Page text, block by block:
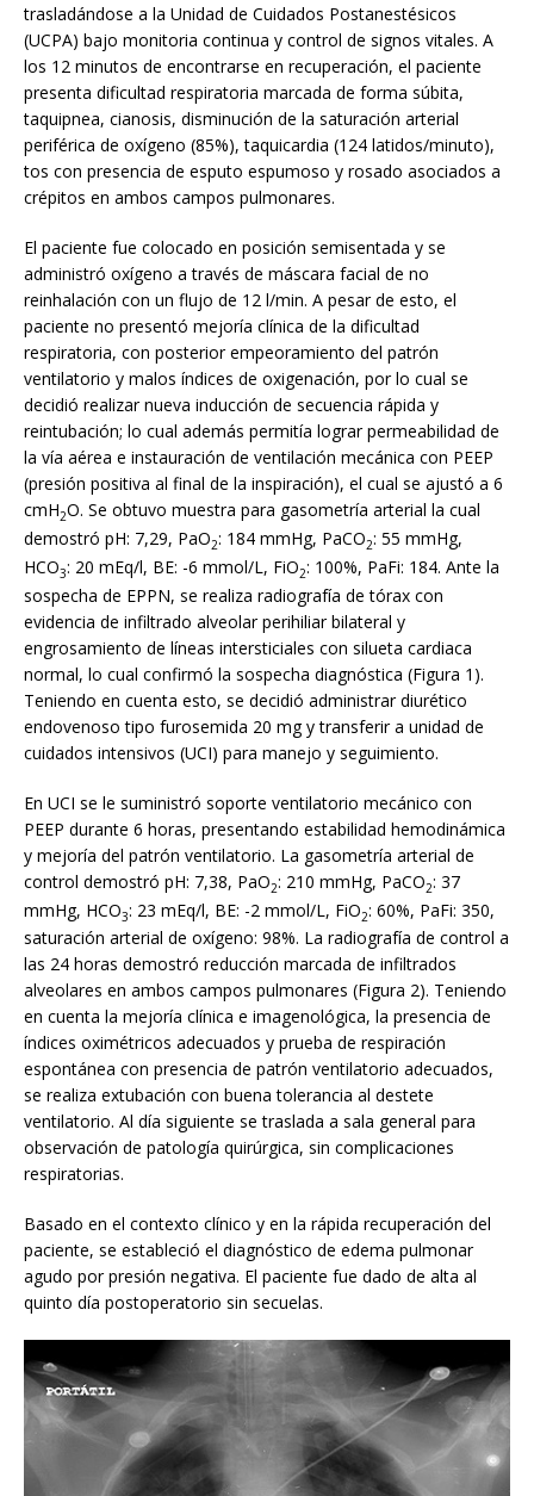
trasladándose a la Unidad de Cuidados Postanestésicos
(UCPA) bajo monitoria continua y control de signos vitales. A
los 12 minutos de encontrarse en recuperación, el paciente
presenta dificultad respiratoria marcada de forma súbita,
taquipnea, cianosis, disminución de la saturación arterial
periférica de oxígeno (85%), taquicardia (124 latidos/minuto),
tos con presencia de esputo espumoso y rosado asociados a
crépitos en ambos campos pulmonares.
El paciente fue colocado en posición semisentada y se
administró oxígeno a través de máscara facial de no
reinhalación con un flujo de 12 l/min. A pesar de esto, el
paciente no presentó mejoría clínica de la dificultad
respiratoria, con posterior empeoramiento del patrón
ventilatorio y malos índices de oxigenación, por lo cual se
decidió realizar nueva inducción de secuencia rápida y
reintubación; lo cual además permitía lograr permeabilidad de
la vía aérea e instauración de ventilación mecánica con PEEP
(presión positiva al final de la inspiración), el cual se ajustó a 6
cmH2O. Se obtuvo muestra para gasometría arterial la cual
demostró pH: 7,29, PaO2: 184 mmHg, PaCO2: 55 mmHg,
HCO3: 20 mEq/l, BE: -6 mmol/L, FiO2: 100%, PaFi: 184. Ante la
sospecha de EPPN, se realiza radiografía de tórax con
evidencia de infiltrado alveolar perihiliar bilateral y
engrosamiento de líneas intersticiales con silueta cardiaca
normal, lo cual confirmó la sospecha diagnóstica (Figura 1).
Teniendo en cuenta esto, se decidió administrar diurético
endovenoso tipo furosemida 20 mg y transferir a unidad de
cuidados intensivos (UCI) para manejo y seguimiento.
En UCI se le suministró soporte ventilatorio mecánico con
PEEP durante 6 horas, presentando estabilidad hemodinámica
y mejoría del patrón ventilatorio. La gasometría arterial de
control demostró pH: 7,38, PaO2: 210 mmHg, PaCO2: 37
mmHg, HCO3: 23 mEq/l, BE: -2 mmol/L, FiO2: 60%, PaFi: 350,
saturación arterial de oxígeno: 98%. La radiografía de control a
las 24 horas demostró reducción marcada de infiltrados
alveolares en ambos campos pulmonares (Figura 2). Teniendo
en cuenta la mejoría clínica e imagenológica, la presencia de
índices oximétricos adecuados y prueba de respiración
espontánea con presencia de patrón ventilatorio adecuados,
se realiza extubación con buena tolerancia al destete
ventilatorio. Al día siguiente se traslada a sala general para
observación de patología quirúrgica, sin complicaciones
respiratorias.
Basado en el contexto clínico y en la rápida recuperación del
paciente, se estableció el diagnóstico de edema pulmonar
agudo por presión negativa. El paciente fue dado de alta al
quinto día postoperatorio sin secuelas.